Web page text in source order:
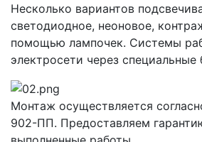
Несколько вариантов
светодиодное, неоновое,
помощью лампочек. Системы
электросети через специальные
Монтаж осуществляется
902-ПП. Предоставляем